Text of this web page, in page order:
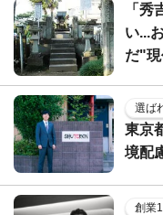
「
い...
だ"
選ば
東京
境配
創業